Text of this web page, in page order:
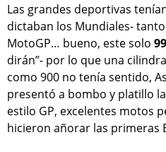
Las grandes deportivas
dictaban los Mundiales-
MotoGP… bueno, este solo
dirán”- por lo que una
como 900 no tenía sentido,
presentó a bombo y platillo
estilo GP, excelentes motos
hicieron añorar las primeras